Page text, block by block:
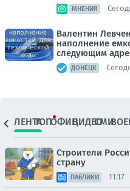
МНЕНИЯ
Валентин
наполнение
следующим
ДОНЕЦК
ЛЕНТАТОПОФИЦ.ВИДЕОСМИ
Строители
страну
ПАБЛИКИ 11:17